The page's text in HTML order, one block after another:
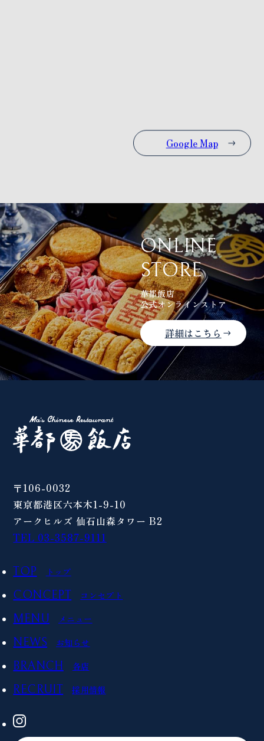
Google Map
ONLINE
STORE
華都飯店
公式オンラインストア
詳細はこちら
〒106-0032
東京都港区六本木1-9-10
アークヒルズ 仙石山森タワー B2
TEL 03-3587-9111
TOP トップ
CONCEPT コンセプト
MENU メニュー
NEWS お知らせ
BRANCH 各店
RECRUIT 採用情報